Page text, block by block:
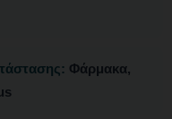
Φάρμακα,